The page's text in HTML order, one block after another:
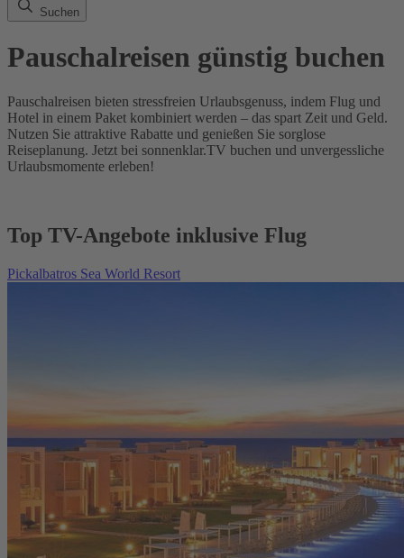
Suchen
Pauschalreisen günstig buchen
Pauschalreisen bieten stressfreien Urlaubsgenuss, indem Flug und
Hotel in einem Paket kombiniert werden – das spart Zeit und Geld.
Nutzen Sie attraktive Rabatte und genießen Sie sorglose
Reiseplanung. Jetzt bei sonnenklar.TV buchen und unvergessliche
Urlaubsmomente erleben!
Top TV-Angebote inklusive Flug
Pickalbatros Sea World Resort